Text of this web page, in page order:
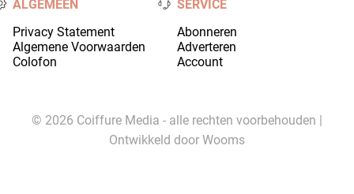
ALGEMEEN
Privacy Statement
Algemene Voorwaarden
Colofon
SERVICE
Abonneren
Adverteren
Account
© 2026 Coiffure Media - alle rechten voorbehouden |
Ontwikkeld door Wooms